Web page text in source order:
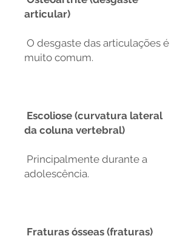
articular)
O desgaste das articulações é
muito comum.
Escoliose (curvatura lateral
da coluna vertebral)
Principalmente durante a
adolescência.
Fraturas ósseas (fraturas)